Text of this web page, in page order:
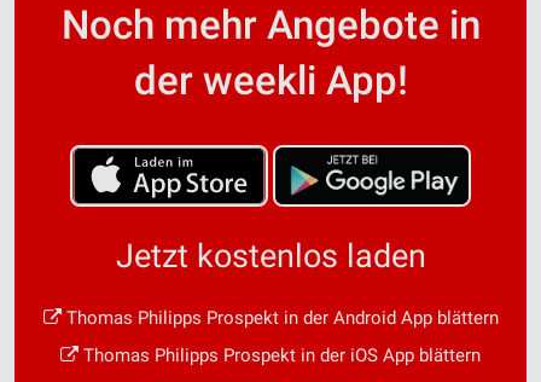
Noch mehr Angebote in
der weekli App!
Jetzt kostenlos laden
Thomas Philipps Prospekt in der Android App blättern
Thomas Philipps Prospekt in der iOS App blättern